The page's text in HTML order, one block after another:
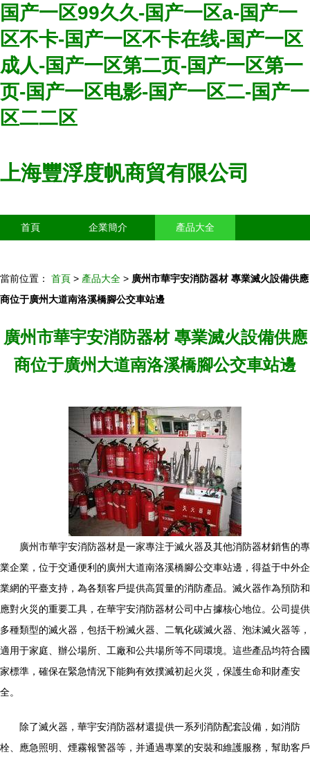
国产一区99久久-国产一区a-国产一
区不卡-国产一区不卡在线-国产一区
成人-国产一区第二页-国产一区第一
页-国产一区电影-国产一区二-国产一
区二二区
上海豐浮度帆商貿有限公司
首頁 企業簡介 產品大全
當前位置： 首頁 > 產品大全 > 廣州市華宇安消防器材 專業滅火設備供應
商位于廣州大道南洛溪橋腳公交車站邊
廣州市華宇安消防器材 專業滅火設備供應
商位于廣州大道南洛溪橋腳公交車站邊
廣州市華宇安消防器材是一家專注于滅火器及其他消防器材銷售的專
業企業，位于交通便利的廣州大道南洛溪橋腳公交車站邊，得益于中外企
業網的平臺支持，為各類客戶提供高質量的消防產品。滅火器作為預防和
應對火災的重要工具，在華宇安消防器材公司中占據核心地位。公司提供
多種類型的滅火器，包括干粉滅火器、二氧化碳滅火器、泡沫滅火器等，
適用于家庭、辦公場所、工廠和公共場所等不同環境。這些產品均符合國
家標準，確保在緊急情況下能夠有效撲滅初起火災，保護生命和財產安
全。
除了滅火器，華宇安消防器材還提供一系列消防配套設備，如消防
栓、應急照明、煙霧報警器等，并通過專業的安裝和維護服務，幫助客戶